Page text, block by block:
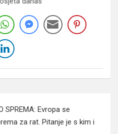
SPREMA: Evropa se
za rat. Pitanje je s kim i